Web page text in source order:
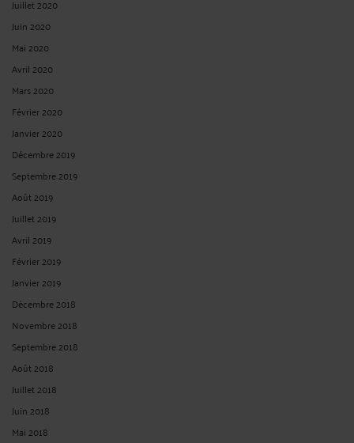
Juillet 2020
Juin 2020
Mai 2020
Avril 2020
Mars 2020
Février 2020
Janvier 2020
Décembre 2019
Septembre 2019
Août 2019
Juillet 2019
Avril 2019
Février 2019
Janvier 2019
Décembre 2018
Novembre 2018
Septembre 2018
Août 2018
Juillet 2018
Juin 2018
Mai 2018